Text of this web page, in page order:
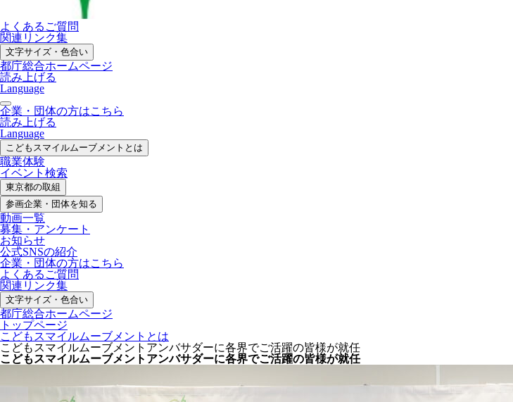
よくあるご質問
関連リンク集
文字サイズ・色合い
都庁総合ホームページ
読み上げる
Language
企業・団体の方はこちら
読み上げる
Language
こどもスマイルムーブメントとは
職業体験
イベント検索
東京都の取組
参画企業・ 団体を知る
動画一覧
募集・ アンケート
お知らせ
公式SNSの紹介
企業・団体の方はこちら
よくあるご質問
関連リンク集
文字サイズ・色合い
都庁総合ホームページ
トップページ
こどもスマイルムーブメントとは
こどもスマイルムーブメントアンバサダーに各界でご活躍の皆様が就任
こどもスマイルムーブメントアンバサダーに各界でご活躍の皆様が就任